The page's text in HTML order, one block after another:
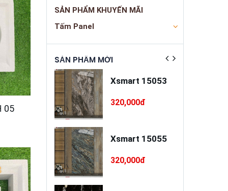
05
SẢN PHẨM KHUYẾN MÃI
Tấm Panel
trát đa
cao cấp
M68-T75
cao cấp
L68-XT75
SẢN PHẨM MỚI
Xsmart 15053
320,000đ
Xsmart 15055
320,000đ